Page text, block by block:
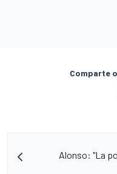
Comparte
Alonso: "La